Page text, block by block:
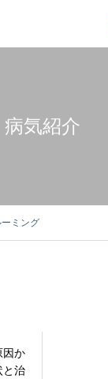
病気紹介
ミング
因か
と治